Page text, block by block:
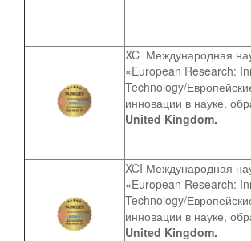
XC Международная
«European Research:
Technology/
инновации в науке,
United Kingdom.
XCI Международная
«European Research:
Technology/
инновации в науке,
United Kingdom.